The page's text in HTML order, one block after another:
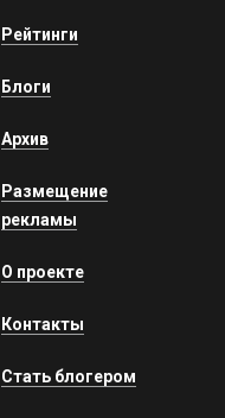
Рейтинги
Блоги
Архив
Размещение
рекламы
О проекте
Контакты
Стать блогером